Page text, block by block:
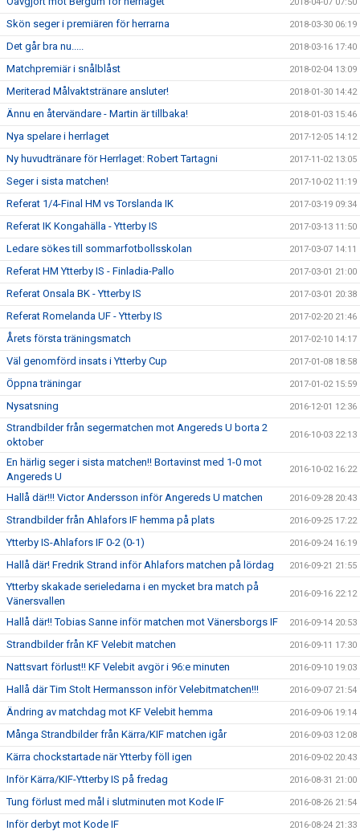
Skön seger i premiären för herrarna 2018-03-30 06:19
Det går bra nu..... 2018-03-16 17:40
Matchpremiär i snålblåst 2018-02-04 13:09
Meriterad Målvaktstränare ansluter! 2018-01-30 14:42
Ännu en återvändare - Martin är tillbaka! 2018-01-03 15:46
Nya spelare i herrlaget 2017-12-05 14:12
Ny huvudtränare för Herrlaget: Robert Tartagni 2017-11-02 13:05
Seger i sista matchen! 2017-10-02 11:19
Referat 1/4-Final HM vs Torslanda IK 2017-03-19 09:34
Referat IK Kongahälla - Ytterby IS 2017-03-13 11:50
Ledare sökes till sommarfotbollsskolan 2017-03-07 14:11
Referat HM Ytterby IS - Finladia-Pallo 2017-03-01 21:00
Referat Onsala BK - Ytterby IS 2017-03-01 20:38
Referat Romelanda UF - Ytterby IS 2017-02-20 21:46
Årets första träningsmatch 2017-02-10 14:17
Väl genomförd insats i Ytterby Cup 2017-01-08 18:58
Öppna träningar 2017-01-02 15:59
Nysatsning 2016-12-01 12:36
Strandbilder från segermatchen mot Angereds U borta 2
oktober
2016-10-03 22:13
En härlig seger i sista matchen!! Bortavinst med 1-0 mot
Angereds U
2016-10-02 16:22
Hallå där!!! Victor Andersson inför Angereds U matchen 2016-09-28 20:43
Strandbilder från Ahlafors IF hemma på plats 2016-09-25 17:22
Ytterby IS-Ahlafors IF 0-2 (0-1) 2016-09-24 16:19
Hallå där! Fredrik Strand inför Ahlafors matchen på lördag 2016-09-21 21:55
Ytterby skakade serieledarna i en mycket bra match på
Vänersvallen
2016-09-16 22:12
Hallå där!! Tobias Sanne inför matchen mot Vänersborgs IF 2016-09-14 20:53
Strandbilder från KF Velebit matchen 2016-09-11 17:30
Nattsvart förlust!! KF Velebit avgör i 96:e minuten 2016-09-10 19:03
Hallå där Tim Stolt Hermansson inför Velebitmatchen!!! 2016-09-07 21:54
Ändring av matchdag mot KF Velebit hemma 2016-09-06 19:14
Många Strandbilder från Kärra/KIF matchen igår 2016-09-03 12:08
Kärra chockstartade när Ytterby föll igen 2016-09-02 20:43
Inför Kärra/KIF-Ytterby IS på fredag 2016-08-31 21:00
Tung förlust med mål i slutminuten mot Kode IF 2016-08-26 21:54
Inför derbyt mot Kode IF 2016-08-24 21:33